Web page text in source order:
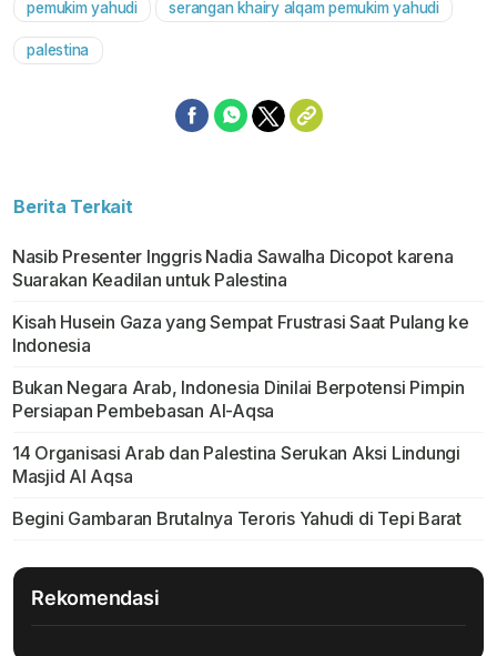
pemukim yahudi serangan khairy alqam pemukim yahudi
palestina
Berita Terkait
Nasib Presenter Inggris Nadia Sawalha Dicopot karena
Suarakan Keadilan untuk Palestina
Kisah Husein Gaza yang Sempat Frustrasi Saat Pulang ke
Indonesia
Bukan Negara Arab, Indonesia Dinilai Berpotensi Pimpin
Persiapan Pembebasan Al-Aqsa
14 Organisasi Arab dan Palestina Serukan Aksi Lindungi
Masjid Al Aqsa
Begini Gambaran Brutalnya Teroris Yahudi di Tepi Barat
Rekomendasi